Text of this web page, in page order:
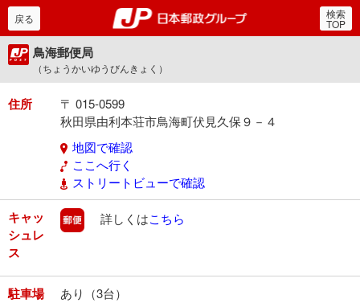
郵便局・日本郵政グルー
戻る 検索
TOP
鳥海郵便局
（ちょうかいゆうびんきょく）
住所
〒 015-0599
秋田県由利本荘市鳥海町伏見久保９－４
地図で確認
ここへ行く
ストリートビューで確認
キャッ
シュレ
ス
郵便
詳しくはこちら
駐車場 あり（3台）